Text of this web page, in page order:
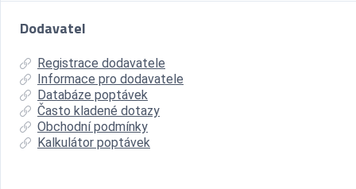
Dodavatel
Registrace dodavatele
Informace pro dodavatele
Databáze poptávek
Často kladené dotazy
Obchodní podmínky
Kalkulátor poptávek